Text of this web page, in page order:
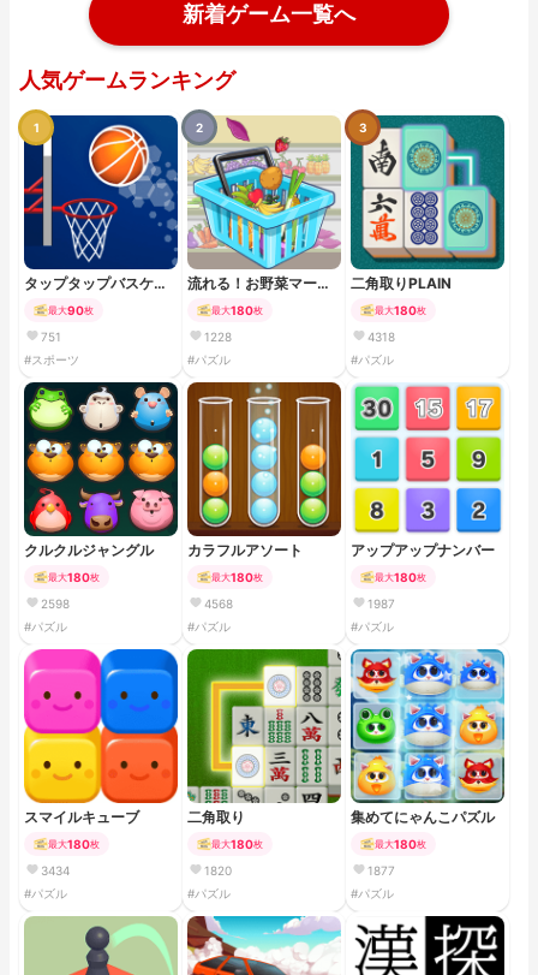
新着ゲーム一覧へ
人気ゲームランキング
1
タップタップバスケッ
ト
最大90枚
751
#スポーツ
2
流れる！お野菜マーケ
ット最大180枚
1228
#パズル
3
二角取りPLAIN
最大180枚
4318
#パズル
クルクルジャングル
最大180枚
2598
#パズル
カラフルアソート
最大180枚
4568
#パズル
アップアップナンバー
最大180枚
1987
#パズル
スマイルキューブ
最大180枚
3434
#パズル
二角取り
最大180枚
1820
#パズル
集めてにゃんこパズル
最大180枚
1877
#パズル